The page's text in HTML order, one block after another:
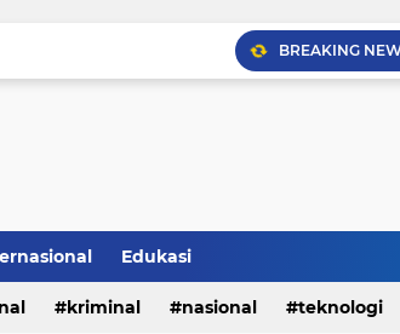
Edukasi
kriminal nasional teknologi